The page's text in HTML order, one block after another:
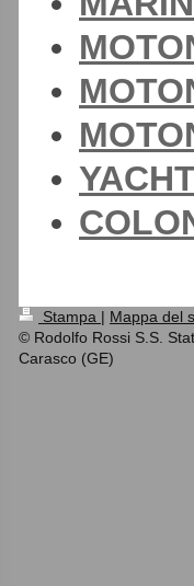
Stampa | Mappa del
© Rodolfo Rossi S.S.
Carasco (GE)